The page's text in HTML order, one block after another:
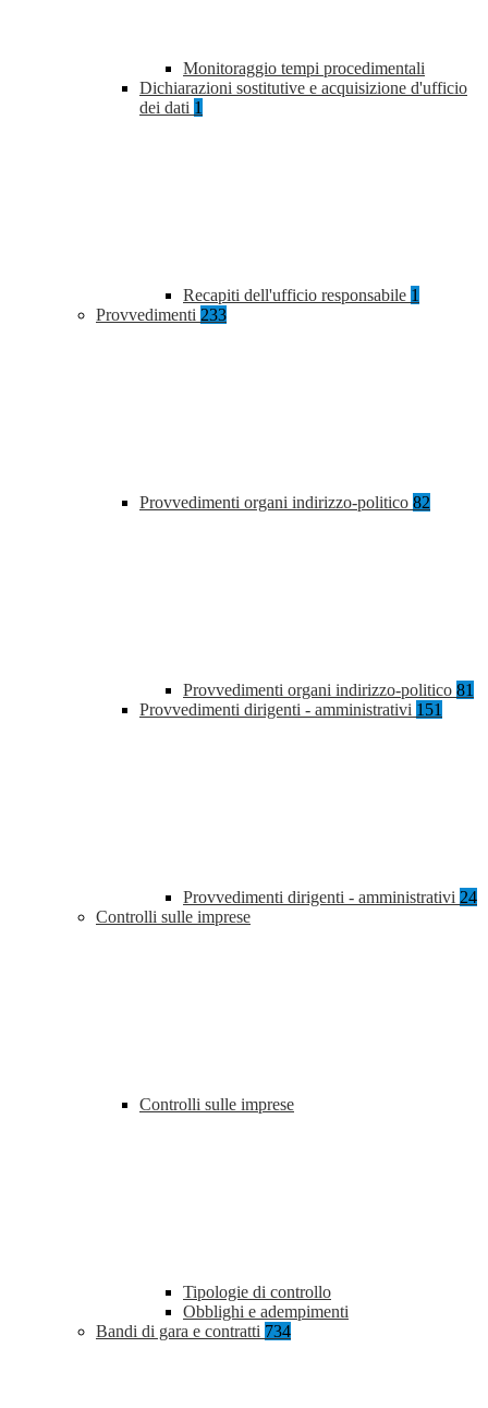
Monitoraggio tempi procedimentali
Dichiarazioni sostitutive e acquisizione d'ufficio
dei dati 1
Recapiti dell'ufficio responsabile 1
Provvedimenti 233
Provvedimenti organi indirizzo-politico 82
Provvedimenti organi indirizzo-politico 81
Provvedimenti dirigenti - amministrativi 151
Provvedimenti dirigenti - amministrativi 24
Controlli sulle imprese
Controlli sulle imprese
Tipologie di controllo
Obblighi e adempimenti
Bandi di gara e contratti 734